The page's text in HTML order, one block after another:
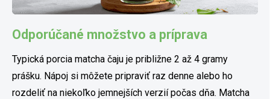
Odporúčané množstvo a príprava
Typická porcia matcha čaju je približne 2 až 4 gramy
prášku. Nápoj si môžete pripraviť raz denne alebo ho
rozdeliť na niekoľko jemnejších verzií počas dňa. Matcha